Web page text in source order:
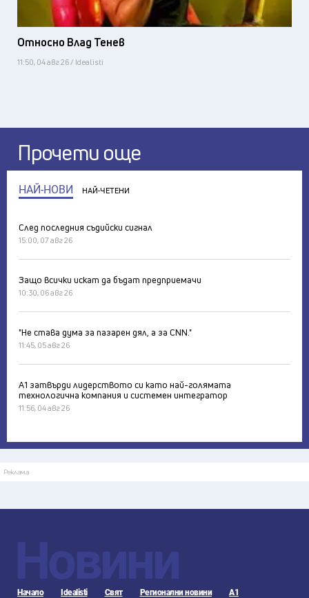
Относно Влад Тенев
11:50, 04 авг 26 / Idealisti
Прочети още
НАЙ-НОВИ НАЙ-ЧЕТЕНИ
След последния съдийски сигнал
15:00, 07 авг 26
Защо всички искат да бъдат предприемачи
10:30, 06 авг 26
"Не става дума за пазарен дял, а за CNN."
11:45, 05 авг 26
А1 затвърди лидерството си като най-голямата
технологична компания и системен интегратор
11:56, 04 авг 26
Реклама
Новини
Начало Idealisti Свят Регионални новини А1